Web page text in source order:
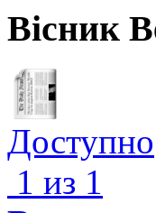
Вісник
Доступно
1 из 1